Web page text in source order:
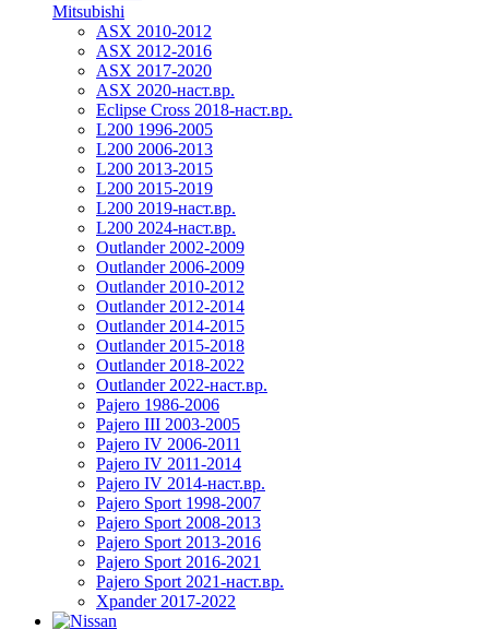
Mitsubishi
ASX 2010-2012
ASX 2012-2016
ASX 2017-2020
ASX 2020-наст.вр.
Eclipse Cross 2018-наст.вр.
L200 1996-2005
L200 2006-2013
L200 2013-2015
L200 2015-2019
L200 2019-наст.вр.
L200 2024-наст.вр.
Outlander 2002-2009
Outlander 2006-2009
Outlander 2010-2012
Outlander 2012-2014
Outlander 2014-2015
Outlander 2015-2018
Outlander 2018-2022
Outlander 2022-наст.вр.
Pajero 1986-2006
Pajero III 2003-2005
Pajero IV 2006-2011
Pajero IV 2011-2014
Pajero IV 2014-наст.вр.
Pajero Sport 1998-2007
Pajero Sport 2008-2013
Pajero Sport 2013-2016
Pajero Sport 2016-2021
Pajero Sport 2021-наст.вр.
Xpander 2017-2022